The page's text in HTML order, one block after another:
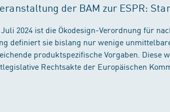
der BAM zur ESPR:
2024 ist die Ökodesign-Verordnung für
definiert sie bislang nur wenige
produktspezifische Vorgaben.
Rechtsakte der Europäischen